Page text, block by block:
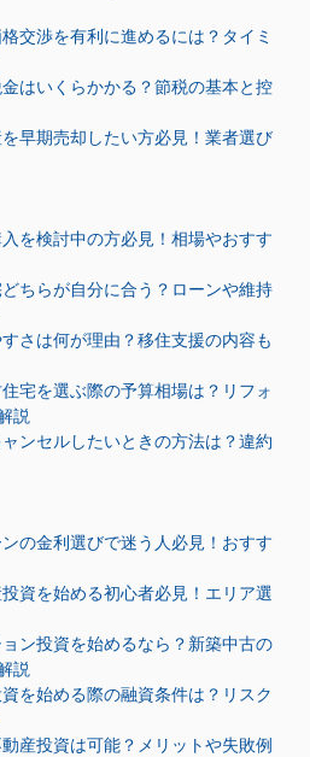
交渉を有利に進めるには？タイミ
はいくらかかる？節税の基本と控
早期売却したい方必見！業者選び
を検討中の方必見！相場やおすす
ちらが自分に合う？ローンや維持
さは何が理由？移住支援の内容も
宅を選ぶ際の予算相場は？リフォ
説
ンセルしたいときの方法は？違約
の金利選びで迷う人必見！おすす
資を始める初心者必見！エリア選
ン投資を始めるなら？新築中古の
説
を始める際の融資条件は？リスク
産投資は可能？メリットや失敗例